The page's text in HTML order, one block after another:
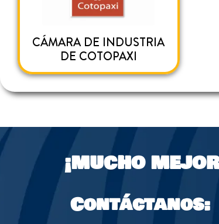
CÁMARA DE INDUSTRIA
DE COTOPAXI
¡MUCHO
Contáctanos: